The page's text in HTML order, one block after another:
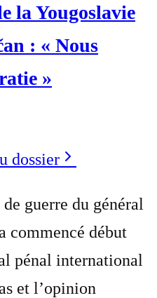
la Yougoslavie
: « Nous
»
dossier
guerre du général
commencé début
pénal international
et l’opinion